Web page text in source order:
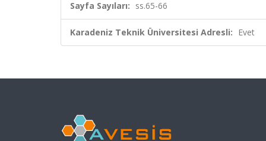
Sayfa Sayıları: ss.65-66
Karadeniz Teknik Üniversitesi Adresli: Evet